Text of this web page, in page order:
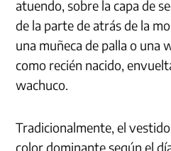
atuendo, sobre la capa de
de la parte de atrás de la
una muñeca de palla o una
como recién nacido,
wachuco.
Tradicionalmente, el
color dominante según el